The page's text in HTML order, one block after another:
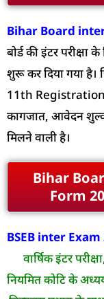
Bihar Board
बोर्ड की इंटर
शुरू कर दिया गया है।
11th
कागजात, आवेदन
मिलने वाली है।
Bihar
Form
BSEB inter Exam
वार्षिक इंटर
नियमित कोटि के